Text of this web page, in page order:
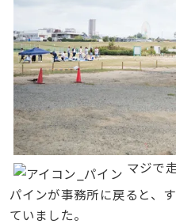
マジで
パインが事務所に戻ると、
ていました。